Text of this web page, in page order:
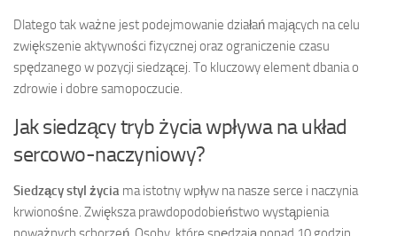
Dlatego tak ważne jest podejmowanie działań mających na celu
zwiększenie aktywności fizycznej oraz ograniczenie czasu
spędzanego w pozycji siedzącej. To kluczowy element dbania o
zdrowie i dobre samopoczucie.
Jak siedzący tryb życia wpływa na układ
sercowo-naczyniowy?
Siedzący styl życia ma istotny wpływ na nasze serce i naczynia
krwionośne. Zwiększa prawdopodobieństwo wystąpienia